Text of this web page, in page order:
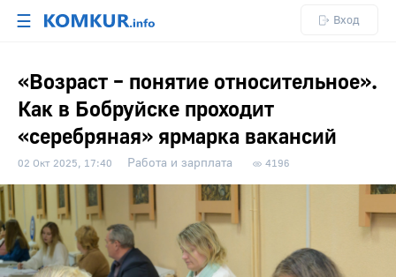
☰ Вход
«Возраст – понятие относительное».
Как в Бобруйске проходит
«серебряная» ярмарка вакансий
02 Окт 2025, 17:40 Работа и зарплата 4196